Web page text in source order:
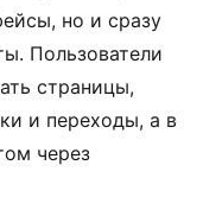
но и сразу
Пользователи
страницы,
и переходы, а в
через